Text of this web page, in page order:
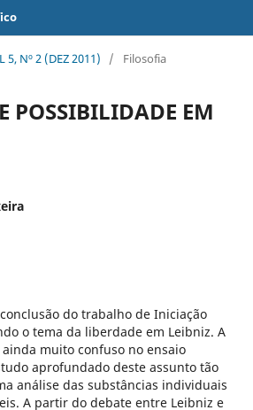
5, Nº 2 (DEZ 2011) / Filosofia
POSSIBILIDADE EM
do trabalho de Iniciação
o tema da liberdade em Leibniz. A
muito confuso no ensaio
aprofundado deste assunto tão
análise das substâncias individuais
A partir do debate entre Leibniz e